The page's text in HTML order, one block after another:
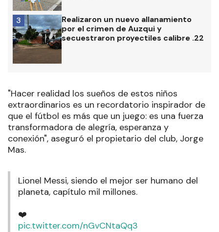
Realizaron un nuevo allanamiento
por el crimen de Auzqui y
secuestraron proyectiles calibre .22
3
"Hacer realidad los sueños de estos niños
extraordinarios es un recordatorio inspirador de
que el fútbol es más que un juego: es una fuerza
transformadora de alegría, esperanza y
conexión", aseguró el propietario del club, Jorge
Mas.
Lionel Messi, siendo el mejor ser humano del
planeta, capítulo mil millones.
❤️
pic.twitter.com/nGvCNtaQq3